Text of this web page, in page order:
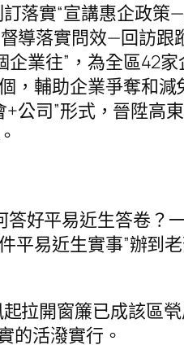
落實“宣講惠企政
導落實問效—回訪跟
業往”，為全區42
，輔助企業爭奪和
公司”形式，晉陞高
好平易近生答卷？
平易近生實事”辦到
拉開窗簾已成該區
的活潑實行。